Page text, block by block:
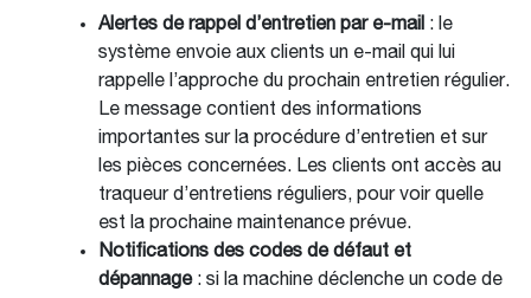
Alertes de rappel d’entretien par e-mail : le
système envoie aux clients un e-mail qui lui
rappelle l’approche du prochain entretien régulier.
Le message contient des informations
importantes sur la procédure d’entretien et sur
les pièces concernées. Les clients ont accès au
traqueur d’entretiens réguliers, pour voir quelle
est la prochaine maintenance prévue.
Notifications des codes de défaut et
dépannage: si la machine déclenche un code de